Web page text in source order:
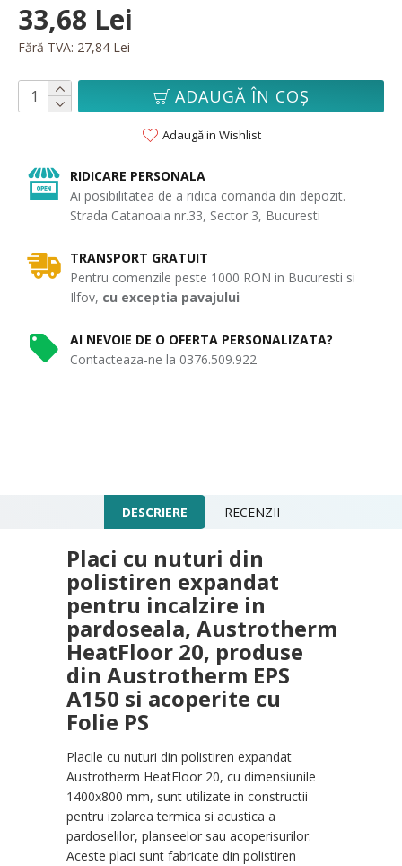
33,68 Lei
Fără TVA: 27,84 Lei
ADAUGĂ ÎN COŞ
Adaugă in Wishlist
RIDICARE PERSONALA
Ai posibilitatea de a ridica comanda din depozit.
Strada Catanoaia nr.33, Sector 3, Bucuresti
TRANSPORT GRATUIT
Pentru comenzile peste 1000 RON in Bucuresti si
Ilfov, cu exceptia pavajului
AI NEVOIE DE O OFERTA PERSONALIZATA?
Contacteaza-ne la 0376.509.922
DESCRIERE RECENZII
Placi cu nuturi din
polistiren expandat
pentru incalzire in
pardoseala, Austrotherm
HeatFloor 20, produse
din Austrotherm EPS
A150 si acoperite cu
Folie PS
Placile cu nuturi din polistiren expandat
Austrotherm HeatFloor 20, cu dimensiunile
1400x800 mm, sunt utilizate in constructii
pentru izolarea termica si acustica a
pardoselilor, planseelor sau acoperisurilor.
Aceste placi sunt fabricate din polistiren